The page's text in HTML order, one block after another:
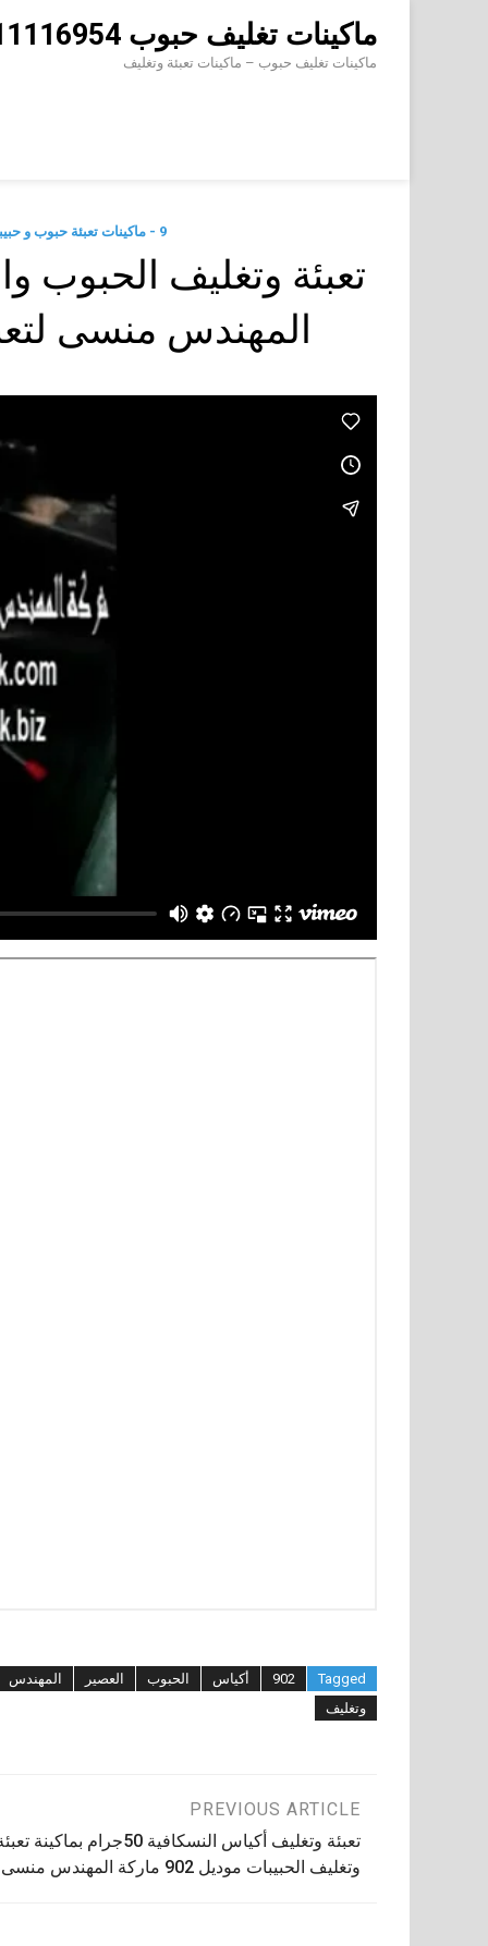
content
ماكينات تغليف حبوب 01211116954 – 01211116956 – 01211116958
ماكينات تغليف حبوب – ماكينات تعبئة وتغليف
9 - ماكينات تعبئة حبوب و حبيبات وتعبئة مساحيق في اكياس اوتوماتيك
المهندس منسى
Tagged
902 أكياس الحبوب العصير المهندس
وتغليف
تصفّح
المقالات
PREVIOUS ARTICLE
تعبئة وتغليف أكياس النسكافية 50جرام بماكينة
وتغليف الحبيبات موديل 902 ماركة المهندس منسى